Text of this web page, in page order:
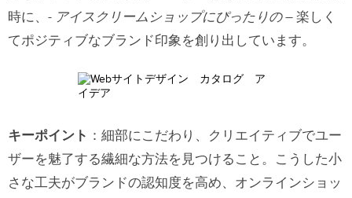
時に、- アイスクリームショップにぴったりの– 楽しく
てポジティブなブランド印象を創り出しています。
キーポイント ：細部にこだわり、クリエイティブでユー
ザーを魅了する繊細な方法を見つけること。こうした小
さな工夫がブランドの認知度を高め、オンラインショッ